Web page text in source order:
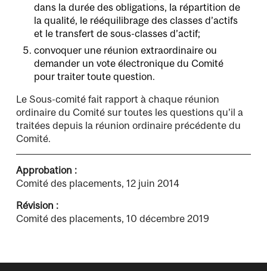
dans la durée des obligations, la répartition de
la qualité, le rééquilibrage des classes d’actifs
et le transfert de sous-classes d’actif;
convoquer une réunion extraordinaire ou
demander un vote électronique du Comité
pour traiter toute question.
Le Sous-comité fait rapport à chaque réunion
ordinaire du Comité sur toutes les questions qu’il a
traitées depuis la réunion ordinaire précédente du
Comité.
Approbation :
Comité des placements, 12 juin 2014
Révision :
Comité des placements, 10 décembre 2019